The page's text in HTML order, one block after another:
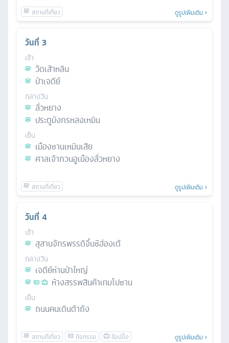
ดูรูปเพิ่มเติม
วันที่ 3
เช้า
วัดเส้าหลิน
ป่าเจดีย์
กลางวัน
ลั่วหยาง
ประตูมังกรหลงเหมิน
เย็น
เมืองซานเหมินเสีย
ศาลเจ้ากวนอูเมืองลั่วหยาง
ดูรูปเพิ่มเติม
วันที่ 4
เช้า
สุสานจักรพรรดิจิ๋นซีฮ่องเต้
กลางวัน
เจดีย์ห่านป่าใหญ่
ห้างสรรพสินค้าเทมโปซาน
เย็น
ถนนคนเดินต้าถัง
ดูรูปเพิ่มเติม